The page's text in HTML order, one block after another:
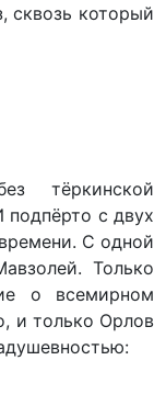
сквозь который
тёркинской
подпёрто с двух
С одной
Только
о всемирном
и только Орлов